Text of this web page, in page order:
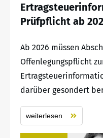
Prüfpflicht ab
Ab 2026 müssen
Offenlegungspflicht
darüber gesondert
weiterlesen